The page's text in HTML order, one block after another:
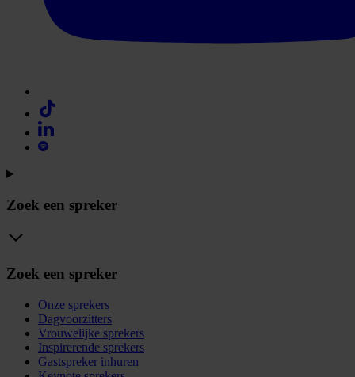
Zoek een spreker
Zoek een spreker
Onze sprekers
Dagvoorzitters
Vrouwelijke sprekers
Inspirerende sprekers
Gastspreker inhuren